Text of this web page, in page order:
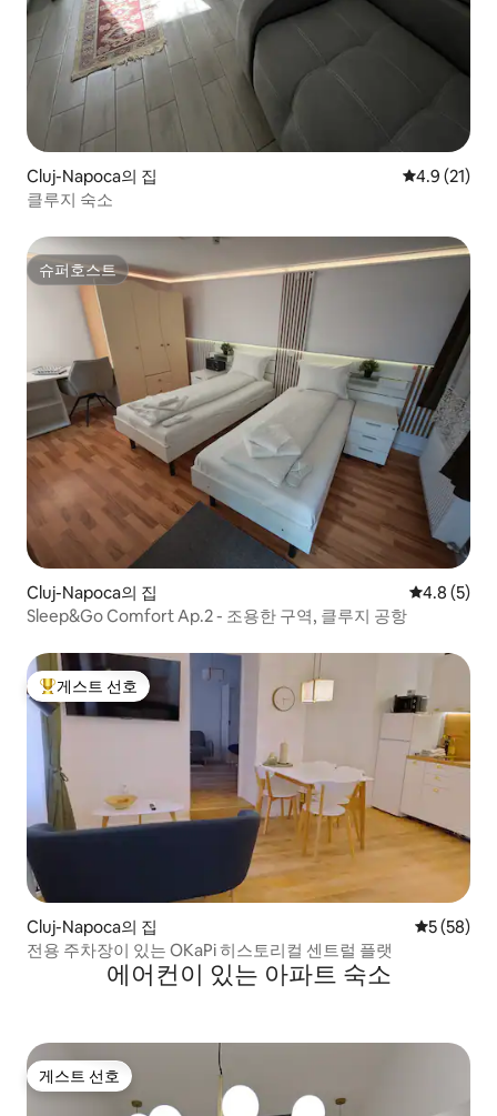
Cluj-Napoca의 집 평점 4.9점
4.9 (21)
클루지 숙소
슈퍼호스트
슈퍼호스트
Cluj-Napoca의 집 평점 4.8점
4.8 (5)
Sleep&Go Comfort Ap.2 - 조용한 구역, 클루지 공항
상위 게스트 선호
게스트 선호
Cluj-Napoca의 집 평점 5점(5
5 (58)
전용 주차장이 있는 OKaPi 히스토리컬 센트럴 플랫
에어컨이 있는 아파트 숙소
게스트 선호
게스트 선호